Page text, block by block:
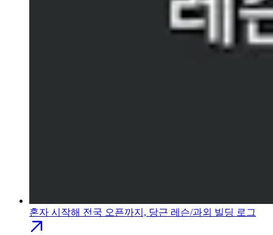
혼자 시작해 전국 오픈까지, 당근 레슨/과외 빌딩 로그